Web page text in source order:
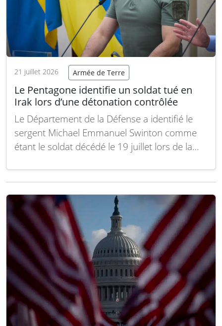
21 juillet 2026 Armée de Terre
Le Pentagone identifie un soldat tué en
Irak lors d’une détonation contrôlée
Le Département de la Défense a identifié le
sergent Michael Emmanuel Swinton comme
étant le soldat décédé le 19 juillet lors de la
drone iranien à sens unique abattu, à Erbil en
batterie D du…
Lire la suite